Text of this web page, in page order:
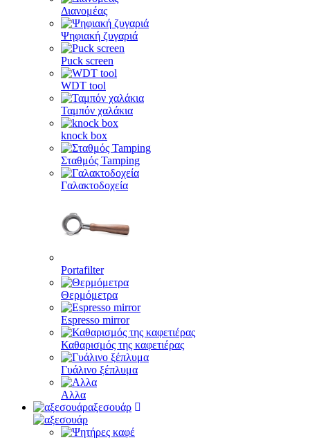
Διανομέας
Ψηφιακή ζυγαριά
Puck screen
WDT tool
Ταμπόν χαλάκια
knock box
Σταθμός Tamping
Γαλακτοδοχεία
Portafilter
Θερμόμετρα
Espresso mirror
Καθαρισμός της καφετιέρας
Γυάλινο ξέπλυμα
Αλλα
αξεσουάρ